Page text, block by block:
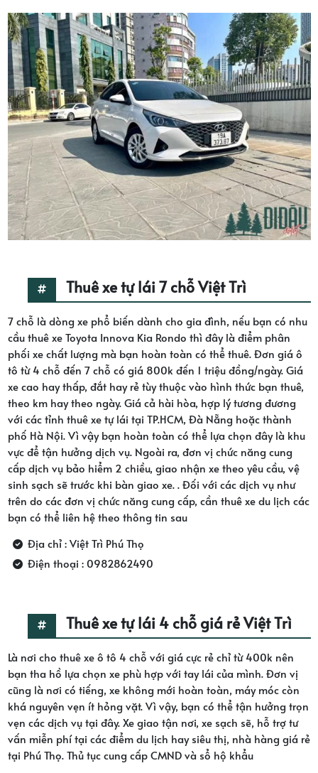
Thuê xe tự lái 7 chỗ Việt Trì
7 chỗ là dòng xe phổ biến dành cho gia đình, nếu bạn có nhu
cầu thuê xe Toyota Innova Kia Rondo thì đây là điểm phân
phối xe chất lượng mà bạn hoàn toàn có thể thuê. Đơn giá ô
tô từ 4 chỗ đến 7 chỗ có giá 800k đến 1 triệu đồng/ngày. Giá
xe cao hay thấp, đắt hay rẻ tùy thuộc vào hình thức bạn thuê,
theo km hay theo ngày. Giá cả hài hòa, hợp lý tương đương
với các tỉnh thuê xe tự lái tại TP.HCM, Đà Nẵng hoặc thành
phố Hà Nội. Vì vậy bạn hoàn toàn có thể lựa chọn đây là khu
vực để tận hưởng dịch vụ. Ngoài ra, đơn vị chức năng cung
cấp dịch vụ bảo hiểm 2 chiều, giao nhận xe theo yêu cầu, vệ
sinh sạch sẽ trước khi bàn giao xe. . Đối với các dịch vụ như
trên do các đơn vị chức năng cung cấp, cần thuê xe du lịch các
bạn có thể liên hệ theo thông tin sau
Địa chỉ : Việt Trì Phú Thọ
Điện thoại : 0982862490
Thuê xe tự lái 4 chỗ giá rẻ Việt Trì
Là nơi cho thuê xe ô tô 4 chỗ với giá cực rẻ chỉ từ 400k nên
bạn tha hồ lựa chọn xe phù hợp với tay lái của mình. Đơn vị
cũng là nơi có tiếng, xe không mới hoàn toàn, máy móc còn
khá nguyên vẹn ít hỏng vặt. Vì vậy, bạn có thể tận hưởng trọn
vẹn các dịch vụ tại đây. Xe giao tận nơi, xe sạch sẽ, hỗ trợ tư
vấn miễn phí tại các điểm du lịch hay siêu thị, nhà hàng giá rẻ
tại Phú Thọ. Thủ tục cung cấp CMND và sổ hộ khẩu